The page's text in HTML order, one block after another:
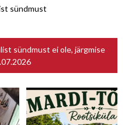
sündmust
sündmust ei ole, järgmise